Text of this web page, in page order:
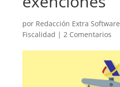
por Redacción Extra Software
Fiscalidad | 2 Comentarios